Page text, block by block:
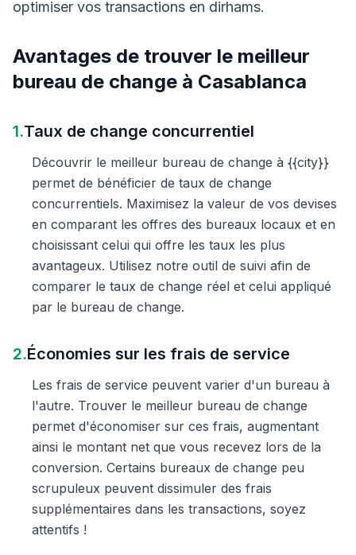
optimiser vos transactions en dirhams.
Avantages de trouver le meilleur
bureau de change à Casablanca
1.Taux de change concurrentiel
Découvrir le meilleur bureau de change à {{city}}
permet de bénéficier de taux de change
concurrentiels. Maximisez la valeur de vos devises
en comparant les offres des bureaux locaux et en
choisissant celui qui offre les taux les plus
avantageux. Utilisez notre outil de suivi afin de
comparer le taux de change réel et celui appliqué
par le bureau de change.
2.Économies sur les frais de service
Les frais de service peuvent varier d'un bureau à
l'autre. Trouver le meilleur bureau de change
permet d'économiser sur ces frais, augmentant
ainsi le montant net que vous recevez lors de la
conversion. Certains bureaux de change peu
scrupuleux peuvent dissimuler des frais
supplémentaires dans les transactions, soyez
attentifs !